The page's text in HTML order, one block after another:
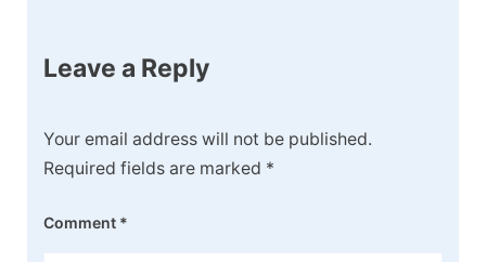
Leave a Reply
Your email address will not be published.
Required fields are marked *
Comment *